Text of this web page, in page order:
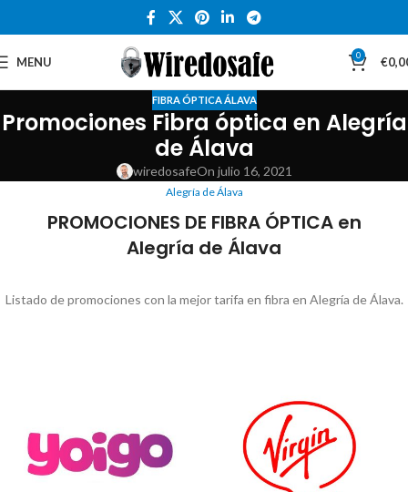
MENU 0 €
FIBRA ÓPTICA ÁLAVA
Promociones Fibra óptica en Alegría
de Álava
wiredosafeOn julio 16, 2021
Alegría de Álava
PROMOCIONES DE FIBRA ÓPTICA en
Alegría de Álava
Listado de promociones con la mejor tarifa en fibra en Alegría de Álava.